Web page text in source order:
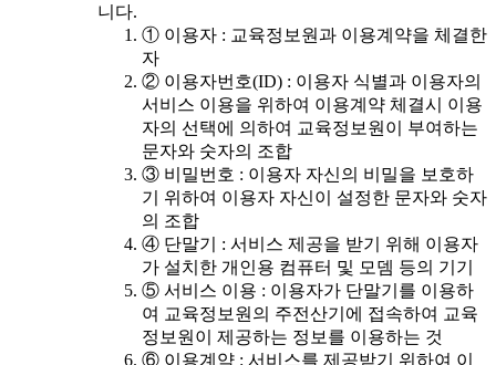
니다.
① 이용자 : 교육정보원과 이용계약을 체결한
자
② 이용자번호(ID) : 이용자 식별과 이용자의
서비스 이용을 위하여 이용계약 체결시 이용
자의 선택에 의하여 교육정보원이 부여하는
문자와 숫자의 조합
③ 비밀번호 : 이용자 자신의 비밀을 보호하
기 위하여 이용자 자신이 설정한 문자와 숫자
의 조합
④ 단말기 : 서비스 제공을 받기 위해 이용자
가 설치한 개인용 컴퓨터 및 모뎀 등의 기기
⑤ 서비스 이용 : 이용자가 단말기를 이용하
여 교육정보원의 주전산기에 접속하여 교육
정보원이 제공하는 정보를 이용하는 것
⑥ 이용계약 : 서비스를 제공받기 위하여 이